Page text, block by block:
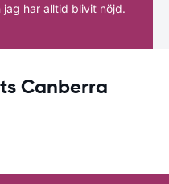
har alltid blivit nöjd.
Canberra